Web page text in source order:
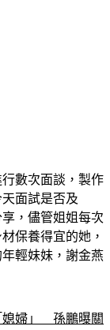
數次面談，製作
面試是否及
，儘管姐姐每次
保養得宜的她，
輕妹妹，謝金燕
婦」　孫鵬曝關